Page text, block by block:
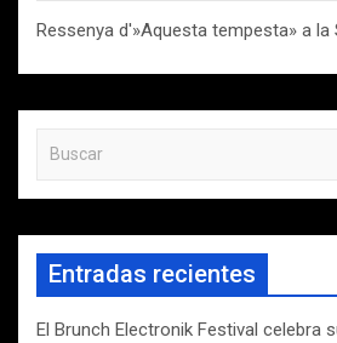
Ressenya d'»Aquesta tempesta» a la
s
c
r
Entradas recientes
El Brunch Electronik Festival celebra